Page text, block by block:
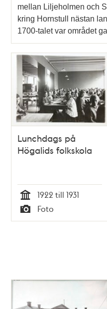
mellan Liljeholmen och
kring Hornstull nästan
1700-talet var området
Lunchdags på
Högalids folkskola
Tid
1922 till 1931
Typ
Foto